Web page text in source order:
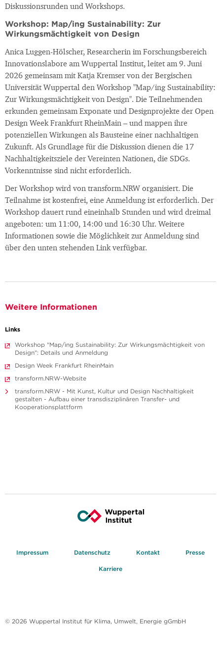
Diskussionsrunden und Workshops.
Workshop: Map/ing Sustainability: Zur
Wirkungsmächtigkeit von Design
Anica Luggen-Hölscher, Researcherin im Forschungsbereich
Innovationslabore am Wuppertal Institut, leitet am 9. Juni
2026 gemeinsam mit Katja Kremser von der Bergischen
Universität Wuppertal den Workshop "Map/ing Sustainability:
Zur Wirkungsmächtigkeit von Design". Die Teilnehmenden
erkunden gemeinsam Exponate und Designprojekte der Open
Design Week Frankfurt RheinMain – und mappen ihre
potenziellen Wirkungen als Bausteine einer nachhaltigen
Zukunft. Als Grundlage für die Diskussion dienen die 17
Nachhaltigkeitsziele der Vereinten Nationen, die SDGs.
Vorkenntnisse sind nicht erforderlich.
Der Workshop wird von transform.NRW organisiert. Die
Teilnahme ist kostenfrei, eine Anmeldung ist erforderlich. Der
Workshop dauert rund eineinhalb Stunden und wird dreimal
angeboten: um 11:00, 14:00 und 16:30 Uhr. Weitere
Informationen sowie die Möglichkeit zur Anmeldung sind
über den unten stehenden Link verfügbar.
Weitere Informationen
Links
Workshop "Map/ing Sustainability: Zur Wirkungsmächtigkeit von
Design": Details und Anmeldung
Design Week Frankfurt RheinMain
transform.NRW-Website
transform.NRW - Mit Kunst, Kultur und Design Nachhaltigkeit
gestalten - Aufbau einer transdisziplinären Transfer- und
Kooperationsplattform
Impressum Datenschutz Kontakt Presse
Karriere
© 2026 Wuppertal Institut für Klima, Umwelt, Energie gGmbH